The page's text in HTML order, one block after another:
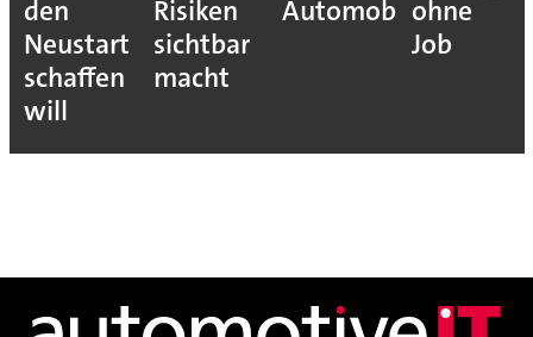
den
Neustart
schaffen
will
Risiken
sichtbar
macht
Automobilindustrie
ohne
Job